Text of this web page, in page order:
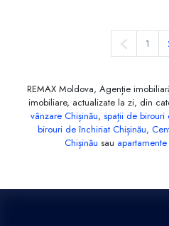
Pagina
1
REMAX Moldova, Agenție
imobiliare, actualizate la zi, din
vânzare Chișinău, spații de birouri
birouri de închiriat Chișinău,
Chișinău sau